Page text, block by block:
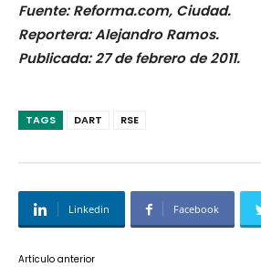
Fuente: Reforma.com, Ciudad.
Reportera: Alejandro Ramos.
Publicada: 27 de febrero de 2011.
TAGS DART RSE
Linkedin Facebook
Artículo anterior